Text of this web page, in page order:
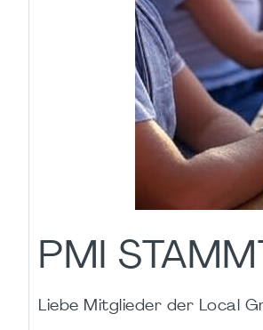
PMI
Liebe Mitglieder der Local